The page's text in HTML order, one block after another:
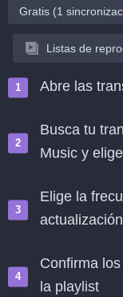
Gratis (1
Listas de
Abre las
Busca tu
Music y
Elige la
actualización
Confirma
la playlist